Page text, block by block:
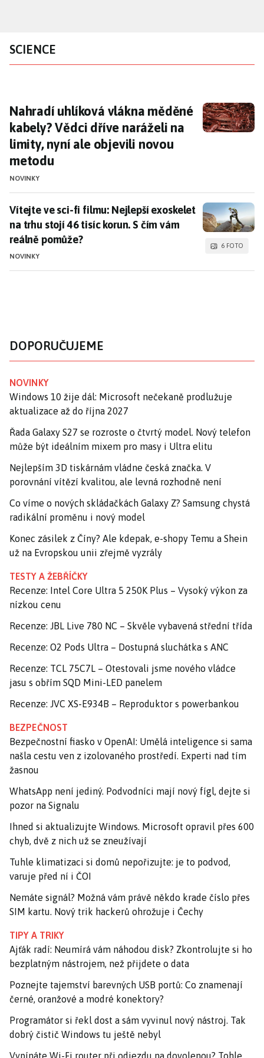
obsahu
SCIENCE
Nahradí uhlíková vlákna měděné kabely?
Nahradí uhlíková vlákna měděné
kabely? Vědci dříve naráželi na
limity, nyní ale objevili novou
metodu
NOVINKY
Vítejte ve sci-fi filmu: Nejlepší exoskelet na trhu stojí
Vítejte ve sci-fi filmu: Nejlepší exoskelet
na trhu stojí 46 tisíc korun. S čím vám
reálně pomůže?
NOVINKY
6 FOTO
DOPORUČUJEME
NOVINKY
Windows 10 žije dál: Microsoft nečekaně prodlužuje
aktualizace až do října 2027
Řada Galaxy S27 se rozroste o čtvrtý model. Nový telefon
může být ideálním mixem pro masy i Ultra elitu
Nejlepším 3D tiskárnám vládne česká značka. V
porovnání vítězí kvalitou, ale levná rozhodně není
Co víme o nových skládačkách Galaxy Z? Samsung chystá
radikální proměnu i nový model
Konec zásilek z Číny? Ale kdepak, e-shopy Temu a Shein
už na Evropskou unii zřejmě vyzrály
TESTY A ŽEBŘÍČKY
Recenze: Intel Core Ultra 5 250K Plus – Vysoký výkon za
nízkou cenu
Recenze: JBL Live 780 NC – Skvěle vybavená střední třída
Recenze: O2 Pods Ultra – Dostupná sluchátka s ANC
Recenze: TCL 75C7L – Otestovali jsme nového vládce
jasu s obřím SQD Mini-LED panelem
Recenze: JVC XS-E934B – Reproduktor s powerbankou
BEZPEČNOST
Bezpečnostní fiasko v OpenAI: Umělá inteligence si sama
našla cestu ven z izolovaného prostředí. Experti nad tím
žasnou
WhatsApp není jediný. Podvodníci mají nový fígl, dejte si
pozor na Signalu
Ihned si aktualizujte Windows. Microsoft opravil přes 600
chyb, dvě z nich už se zneužívají
Tuhle klimatizaci si domů nepořizujte: je to podvod,
varuje před ní i ČOI
Nemáte signál? Možná vám právě někdo krade číslo přes
SIM kartu. Nový trik hackerů ohrožuje i Čechy
TIPY A TRIKY
Ajťák radí: Neumírá vám náhodou disk? Zkontrolujte si ho
bezplatným nástrojem, než přijdete o data
Poznejte tajemství barevných USB portů: Co znamenají
černé, oranžové a modré konektory?
Programátor si řekl dost a sám vyvinul nový nástroj. Tak
dobrý čistič Windows tu ještě nebyl
Vypínáte Wi-Fi router při odjezdu na dovolenou? Tohle